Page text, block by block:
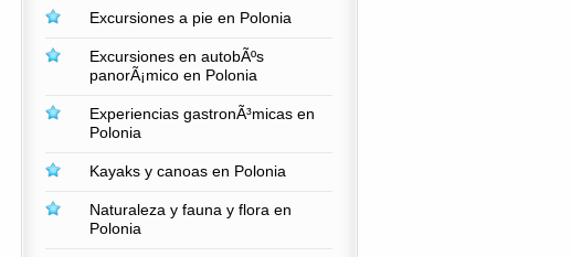
Excursiones a pie en Polonia
Excursiones en autobÃºs
panorÃ¡mico en Polonia
Experiencias gastronÃ³micas en
Polonia
Kayaks y canoas en Polonia
Naturaleza y fauna y flora en
Polonia